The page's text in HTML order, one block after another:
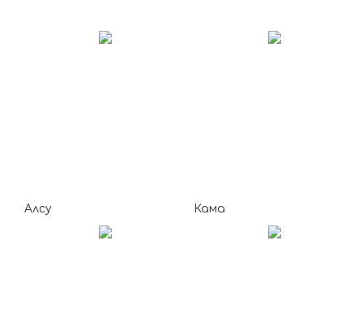
Алсу Кама